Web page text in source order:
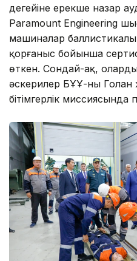
деңгейіне ерекше назар
Paramount Engineering
машиналар
қорғаныс бойынша
өткен. Сондай-ақ,
әскерилер БҰҰ-ның
бітімгерлік миссиясында